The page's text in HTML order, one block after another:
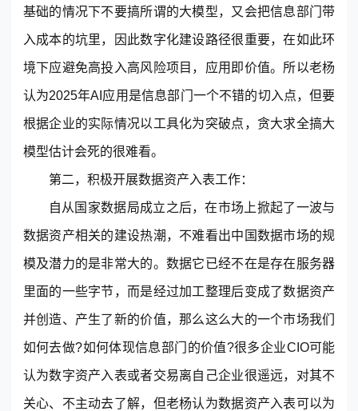
基础的情况下不要搞所谓的大模型，又会把信息部门带
入成本的坑里，因此数字化建设路径很重要，在如此环
境下应避免高投入高风险项目，应用即价值。所以老杨
认为2025年AI应用是信息部门一个不错的切入点，但要
根据企业的实际情况以工具化为突破点，贪大求全搞大
模型估计会死的很难看。
第二，积极开展数据资产入表工作：
自从国家数据局成立之后，在市场上掀起了一波与
数据资产相关的建设热潮，不难看出中国数据市场的规
模及潜力的是非常大的。数据它已经不在是存在服务器
里面的一些字节，而是经过加工整理后变成了数据资产
并创造、产生了新的价值，那么这么大的一个市场我们
如何去做?如何体现信息部门的价值?很多企业CIO可能
认为数字资产入表或者交易离自己企业很遥远，对其不
关心、不主动去了解，但老杨认为数据资产入表可以为